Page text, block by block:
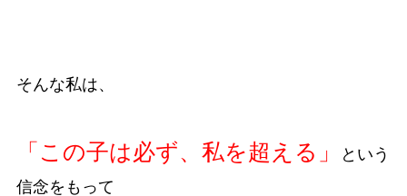
そんな私は、
「この子は必ず、私を超える」
という
信念をもって